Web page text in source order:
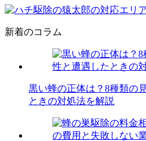
新着のコラム
黒い蜂の正体は？8種類の
ときの対処法を解説